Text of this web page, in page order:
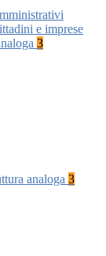
e imprese
3
analoga 3